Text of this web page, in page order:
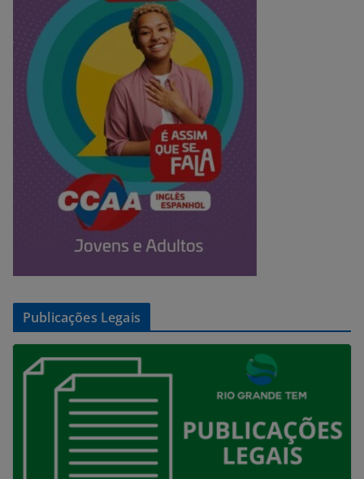
Publicações Legais